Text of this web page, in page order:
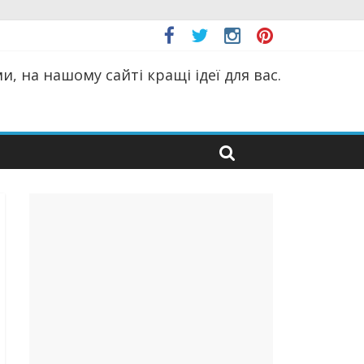
на нашому сайті кращі ідеї для вас.